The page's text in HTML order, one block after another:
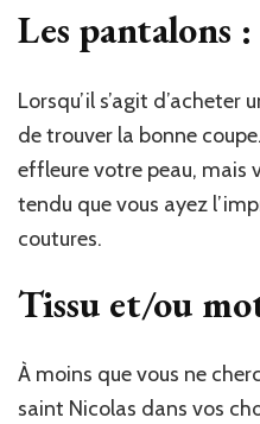
Les pantalons :
Lorsqu’il s’agit
de trouver la bonne
effleure votre peau, mais
tendu que vous ayez
coutures.
Tissu et/ou
À moins que vous ne
saint Nicolas dans vos